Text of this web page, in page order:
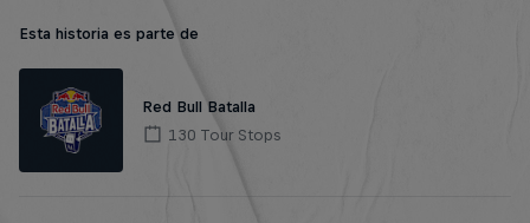
Esta historia es parte de
Red Bull Batalla
130 Tour Stops